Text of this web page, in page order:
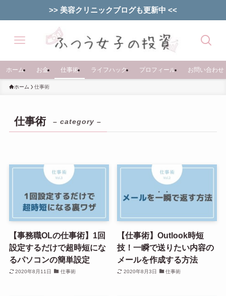
>> 美容クリニックブログも更新中 <<
ホーム お金 仕事術 ライフハック プロフィール お問い合わせ
ホーム 仕事術
仕事術 – category –
【事務職OLの仕事術】1回
設定するだけで超時短にな
るパソコンの簡単設定
2020年8月11日 仕事術
【仕事術】Outlook時短
技！一瞬で送りたい内容の
メールを作成する方法
2020年8月3日 仕事術